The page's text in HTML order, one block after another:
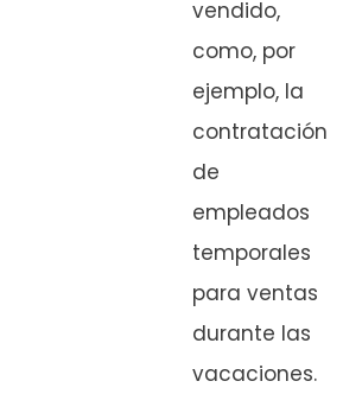
vendido,
como, por
ejemplo, la
contratación
de
empleados
temporales
para ventas
durante las
vacaciones.